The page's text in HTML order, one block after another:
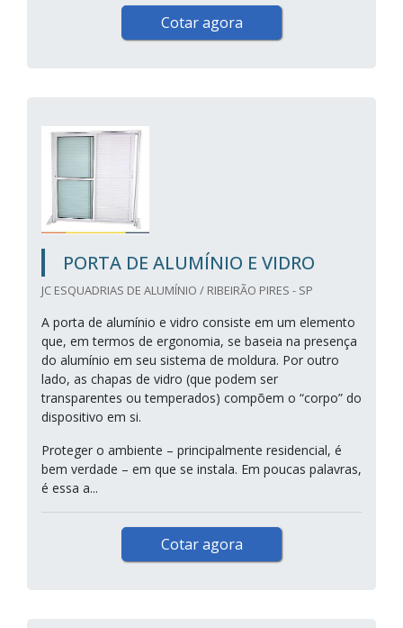
Cotar agora
PORTA DE ALUMÍNIO E VIDRO
JC ESQUADRIAS DE ALUMÍNIO / RIBEIRÃO PIRES - SP
A porta de alumínio e vidro consiste em um elemento
que, em termos de ergonomia, se baseia na presença
do alumínio em seu sistema de moldura. Por outro
lado, as chapas de vidro (que podem ser
transparentes ou temperados) compõem o “corpo” do
dispositivo em si.
Proteger o ambiente – principalmente residencial, é
bem verdade – em que se instala. Em poucas palavras,
é essa a...
Cotar agora